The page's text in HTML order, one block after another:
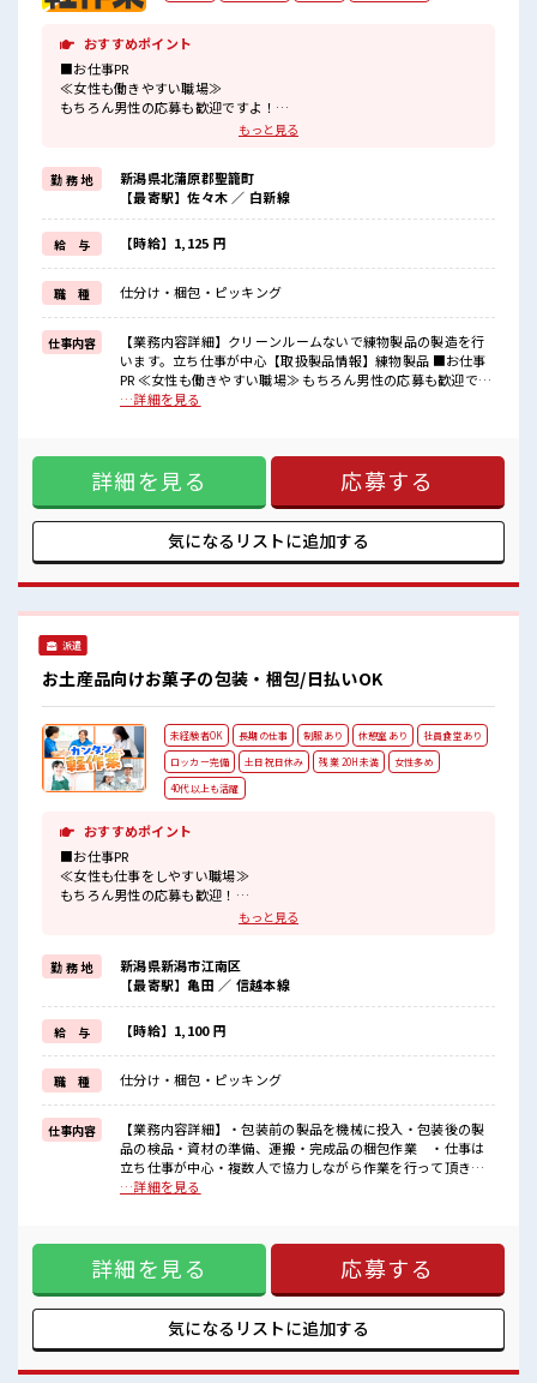
おすすめポイント
■お仕事PR
≪女性も働きやすい職場≫
もちろん男性の応募も歓迎ですよ！
残業は月20時間以上あります♪
≪機能的な制服アリ≫
制服があるので、
毎日の服装の悩み解消♪
≪未経験の方も大カンゲイ≫
新しいことにチャレンジするのは不安だけど、
しっかり働く環境が整っています！
イチからスキルUP・ステップUP目指していきましょう！
≪収入アップを目指せる≫
高時給だらけの派遣のお仕事です！
■職場の雰囲気
女性多めで休み時間は女子トークがあふれる職場です！
残業多め！
稼ぎたい方は必見！
もっと見る
勤 務 地
新潟県北蒲原郡聖籠町
【最寄駅】佐々木 ／ 白新線
給 与 【時給】1,125 円
職 種 仕分け・梱包・ピッキング
仕事内容
【業務内容詳細】クリーンルームないで練物製品の製造を行
います。立ち仕事が中心【取扱製品情報】練物製品 ■お仕事
PR ≪女性も働きやすい職場≫ もちろん男性の応募も歓迎です
よ！ ≪残業で稼げる≫ 高収入を希望される方にオススメ。 残
≫ 新しいことにチャレンジするのは不安だけど、 しっかり働
く環境が整っています！ イチからスキルUP・ステップUP目
指していきましょう！ ≪収入アップを目指せる≫ 高時給だら
けの派遣のお仕事です！ ■職場の雰囲気 女性多めで休み時間
は女子トークがあふれる職場です！ もちろん男性の応募もOK
ですよ！ 休憩室完備でランチや休憩も充実しそう♪ 残業多
…詳細を見る
詳細を見る 応募する
気になるリストに追加する
派遣
お土産品向けお菓子の包装・梱包/日払いOK
未経験者OK 長期の仕事 制服あり 休憩室あり
社員食堂あり
ロッカー完備
土日祝日休み 残業 20H未満
女性多め
40代以上も活躍
おすすめポイント
■お仕事PR
≪女性も仕事をしやすい職場≫
もちろん男性の応募も歓迎！
≪ちょっとの残業で収入アップ≫
ほどよく稼げます♪
≪週休2日制≫
週末は家族や友人と一緒にプライベート満喫！
≪機能的な制服アリ≫
制服があるので、
毎日の服装の悩み解消♪
≪初めての仕事だけど自分にもできそう≫
新しいことにチャレンジするのは不安だけど、
しっかり働く環境が整っています！
イチからスキルUP・ステップUP目指していきましょう！
■職場の雰囲気
女性も活躍しやすい雰囲気の職場です！
職場にはロッカー完備！
私物の置きすぎには注意が必要ですね★
もっと見る
勤 務 地
新潟県新潟市江南区
【最寄駅】亀田 ／ 信越本線
給 与 【時給】1,100 円
職 種 仕分け・梱包・ピッキング
仕事内容
【業務内容詳細】・包装前の製品を機械に投入・包装後の製
品の検品・資材の準備、運搬・完成品の梱包作業 ・仕事は
立ち仕事が中心・複数人で協力しながら作業を行って頂きま
す。・一部工程で10kg程度の重量物を扱う作業あり【取扱製
業は月20時間未満で、 ほどよく稼げます♪ ≪週休2日制≫ 週
末は家族や友人と一緒にプライベート満喫！ ≪機能的な制服
アリ≫ 制服があるので、 毎日の服装の悩み解消♪ ≪初めての
仕事だけど自分にもできそう≫ 新しいことにチャレンジする
のは不安だけど、 しっかり働く環境が整っています！ イチか
らスキルUP・ステップUP目指していきましょう！ ■職場の
くランチ♪ 時間があれば昼寝もしちゃおう！ 職場にはロッカ
…詳細を見る
詳細を見る 応募する
気になるリストに追加する